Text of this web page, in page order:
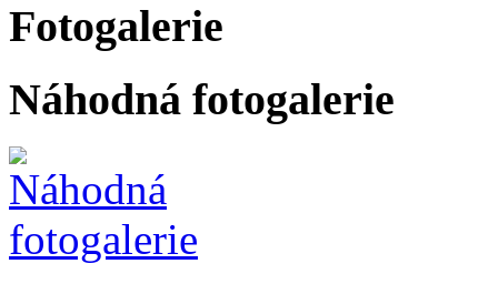
Fotogalerie
Náhodná fotogalerie